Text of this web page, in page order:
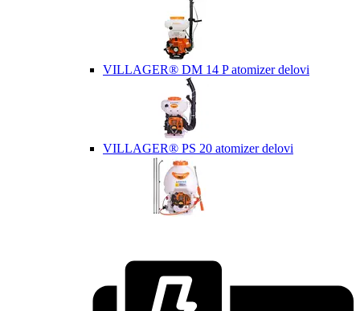
VILLAGER® DM 14 P atomizer delovi
VILLAGER® PS 20 atomizer delovi